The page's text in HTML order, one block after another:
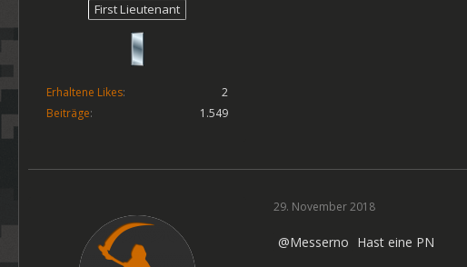
First Lieutenant
Erhaltene Likes
2
Beiträge
1.549
29. November 2018
Messerno Hast eine PN